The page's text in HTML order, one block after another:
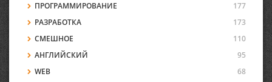
ПРОГРАММИРОВАНИЕ
177
РАЗРАБОТКА
173
СМЕШНОЕ
110
АНГЛИЙСКИЙ
95
WEB
68